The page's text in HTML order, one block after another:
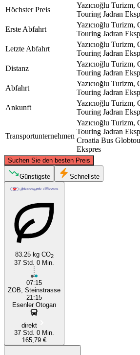
Höchster Preis
Yazıcıoğlu
Touring Jadran
Erste Abfahrt
Yazıcıoğlu
Touring Jadran
Letzte Abfahrt
Yazıcıoğlu
Touring Jadran
Distanz
Yazıcıoğlu
Touring Jadran
Abfahrt
Yazıcıoğlu
Touring Jadran
Ankunft
Yazıcıoğlu
Touring Jadran
Transportunternehmen
Yazıcıoğlu
Touring Jadran
Croatia Bus
Ekspres
Suchen Sie den besten Preis
Dortmund
Günstigste Schnellste
83.25 kg CO2
37 Std. 0 Min.
07:15
ZOB, Steinstrasse
21:15
Esenler Otogarı
direkt
37 Std. 0 Min.
165,79 €